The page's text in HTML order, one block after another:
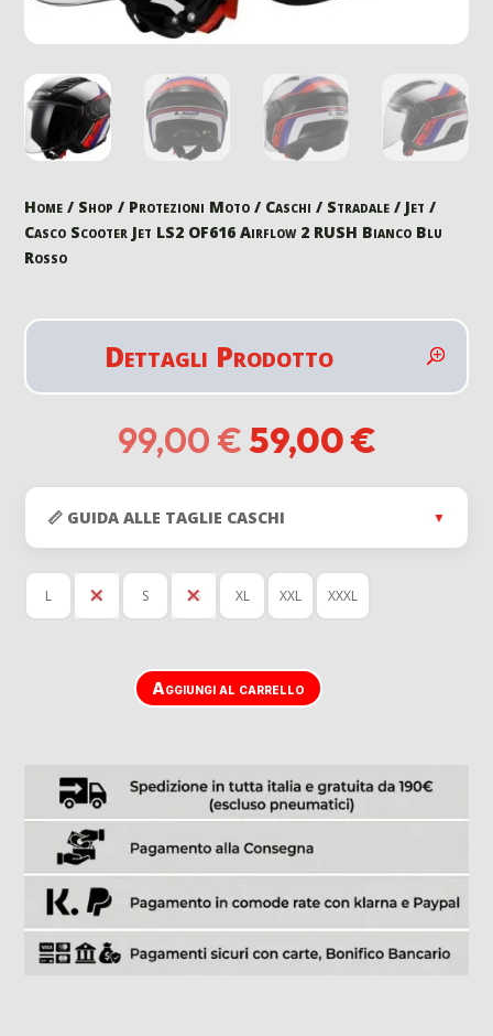
Home / Shop / Protezioni Moto / Caschi / Stradale / Jet /
Casco Scooter Jet LS2 OF616 Airflow 2 RUSH Bianco Blu
Rosso
Dettagli Prodotto
99,00 €Il
prezzo
originale
era:
99,00 €.
59,00€Il
prezzo
attuale
59,00
📏 GUIDA ALLE TAGLIE CASCHI ▼
L M S XS XL XXL XXXL
Aggiungi al carrello